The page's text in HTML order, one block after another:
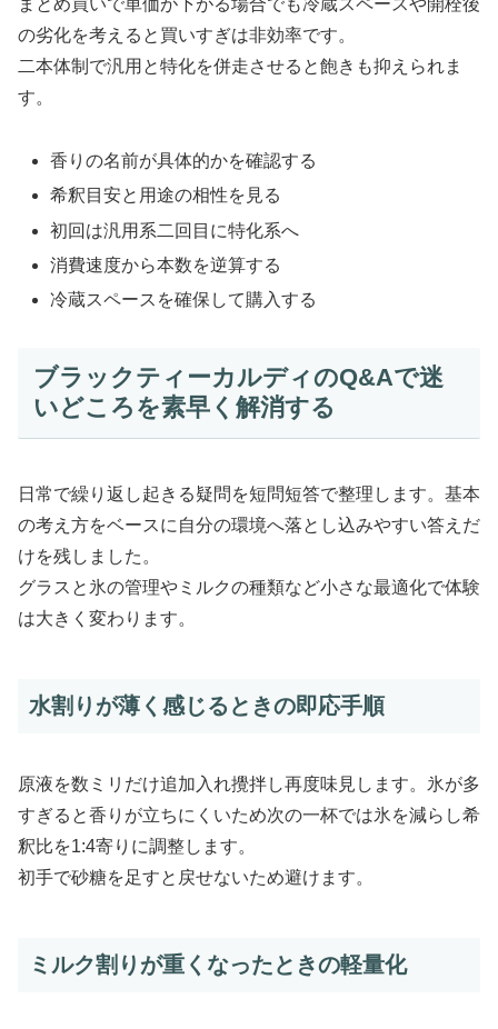
まとめ買いで単価が下がる場合でも冷蔵スペースや開栓後
の劣化を考えると買いすぎは非効率です。
二本体制で汎用と特化を併走させると飽きも抑えられま
す。
香りの名前が具体的かを確認する
希釈目安と用途の相性を見る
初回は汎用系二回目に特化系へ
消費速度から本数を逆算する
冷蔵スペースを確保して購入する
ブラックティーカルディのQ&Aで迷
いどころを素早く解消する
日常で繰り返し起きる疑問を短問短答で整理します。基本
の考え方をベースに自分の環境へ落とし込みやすい答えだ
けを残しました。
グラスと氷の管理やミルクの種類など小さな最適化で体験
は大きく変わります。
水割りが薄く感じるときの即応手順
原液を数ミリだけ追加入れ攪拌し再度味見します。氷が多
すぎると香りが立ちにくいため次の一杯では氷を減らし希
釈比を1:4寄りに調整します。
初手で砂糖を足すと戻せないため避けます。
ミルク割りが重くなったときの軽量化